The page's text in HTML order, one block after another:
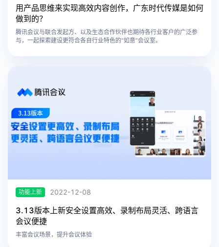
用产品思维来实现高效内容创作，广东时代传媒是如何
做到的？
腾讯会议与联合发起方、以及生态合作伙伴也期待各行业客户的广泛参
与，一起探索建设更符合各自行业特色的“如意”会议室。
功能上新 2022-12-08
3.13版本上新安全设置高效、录制布局灵活、跨语言
会议便捷
丰富会议场景，提升会议体验